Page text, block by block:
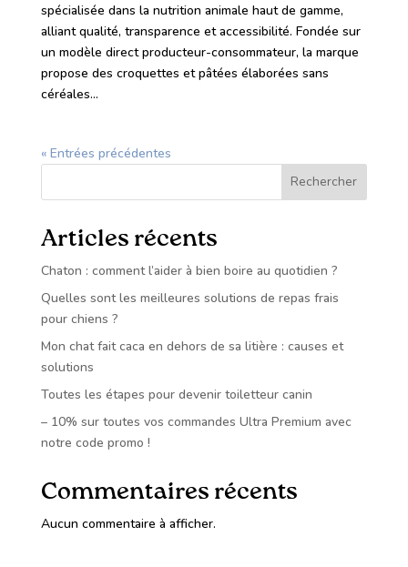
spécialisée dans la nutrition animale haut de gamme,
alliant qualité, transparence et accessibilité. Fondée sur
un modèle direct producteur-consommateur, la marque
propose des croquettes et pâtées élaborées sans
céréales...
« Entrées précédentes
Rechercher
Articles récents
Chaton : comment l’aider à bien boire au quotidien ?
Quelles sont les meilleures solutions de repas frais
pour chiens ?
Mon chat fait caca en dehors de sa litière : causes et
solutions
Toutes les étapes pour devenir toiletteur canin
– 10% sur toutes vos commandes Ultra Premium avec
notre code promo !
Commentaires récents
Aucun commentaire à afficher.